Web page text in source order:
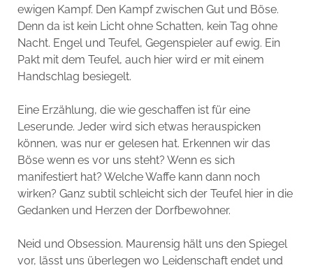
ewigen Kampf. Den Kampf zwischen Gut und Böse.
Denn da ist kein Licht ohne Schatten, kein Tag ohne
Nacht. Engel und Teufel, Gegenspieler auf ewig. Ein
Pakt mit dem Teufel, auch hier wird er mit einem
Handschlag besiegelt.
Eine Erzählung, die wie geschaffen ist für eine
Leserunde. Jeder wird sich etwas herauspicken
können, was nur er gelesen hat. Erkennen wir das
Böse wenn es vor uns steht? Wenn es sich
manifestiert hat? Welche Waffe kann dann noch
wirken? Ganz subtil schleicht sich der Teufel hier in die
Gedanken und Herzen der Dorfbewohner.
Neid und Obsession. Maurensig hält uns den Spiegel
vor, lässt uns überlegen wo Leidenschaft endet und